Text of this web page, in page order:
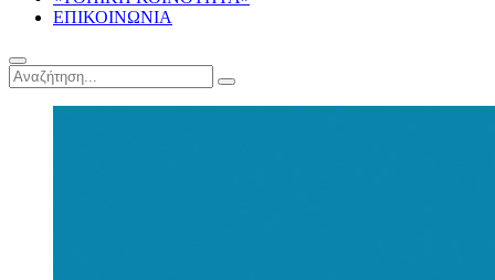
ΕΠΙΚΟΙΝΩΝΙΑ